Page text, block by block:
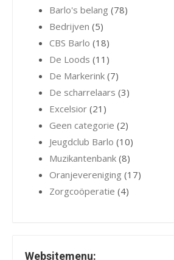
Barlo's belang (78)
Bedrijven (5)
CBS Barlo (18)
De Loods (11)
De Markerink (7)
De scharrelaars (3)
Excelsior (21)
Geen categorie (2)
Jeugdclub Barlo (10)
Muzikantenbank (8)
Oranjevereniging (17)
Zorgcoöperatie (4)
Websitemenu: